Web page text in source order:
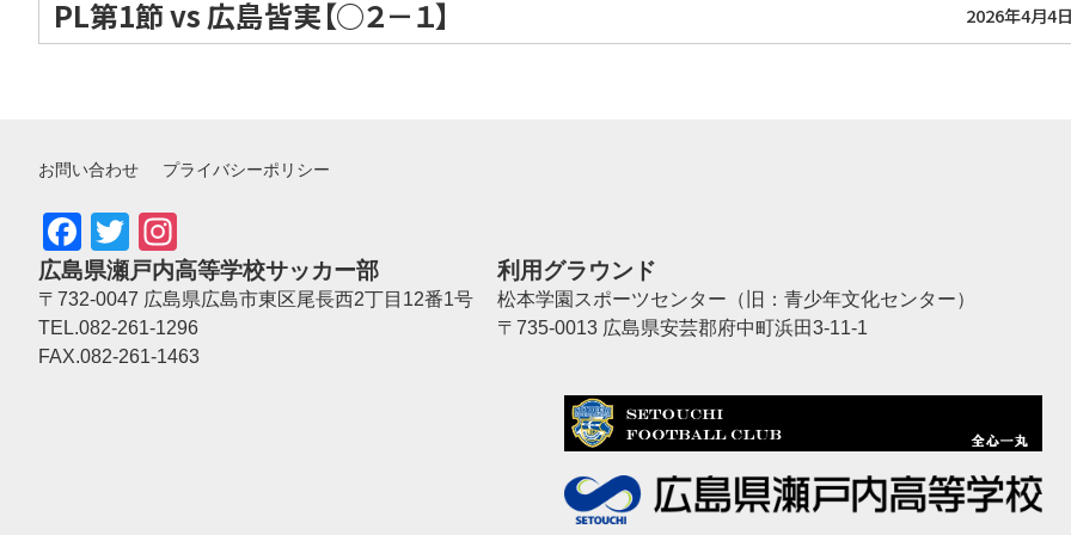
PL第1節 vs 広島皆実【○２－１】 2026年4月4
お問い合わせ プライバシーポリシー
Facebook
Twitter
広島県瀬戸内高等学校サッカー部
〒732-0047 広島県広島市東区尾長西2丁目12番1号
TEL.082-261-1296
FAX.082-261-1463
利用グラウンド
松本学園スポーツセンター（旧：青少年文化センター）
〒735-0013 広島県安芸郡府中町浜田3-11-1